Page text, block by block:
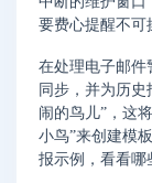
要费心提醒不可
在处理电子邮件
同步，并为历
闹的鸟儿”，这
小鸟”来创建模
报示例，看看哪